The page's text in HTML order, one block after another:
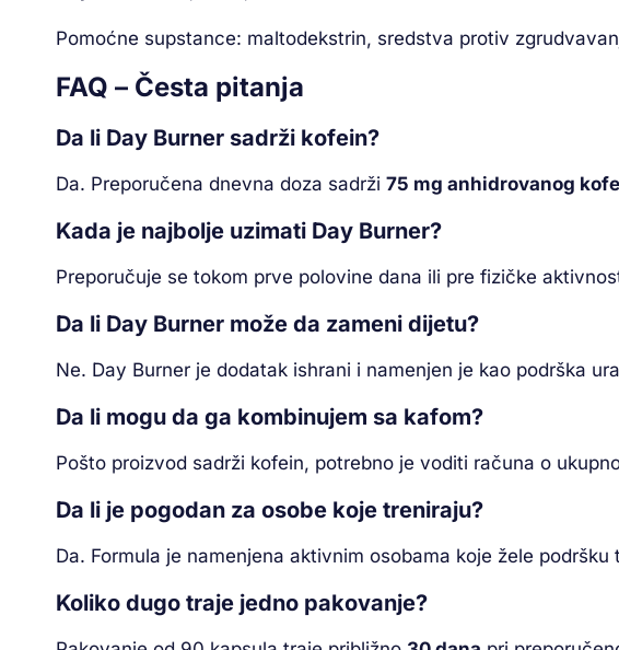
Pomoćne supstance: maltodekstrin, sredstva protiv
FAQ – Česta pitanja
Da li Day Burner sadrži kofein?
Da. Preporučena dnevna doza sadrži 75 mg anhidrovanog
Kada je najbolje uzimati Day Burner?
Preporučuje se tokom prve polovine dana ili pre fizičke
Da li Day Burner može da zameni dijetu?
Ne. Day Burner je dodatak ishrani i namenjen je kao podrška
Da li mogu da ga kombinujem sa kafom?
Pošto proizvod sadrži kofein, potrebno je voditi računa o
Da li je pogodan za osobe koje treniraju?
Da. Formula je namenjena aktivnim osobama koje žele
Koliko dugo traje jedno pakovanje?